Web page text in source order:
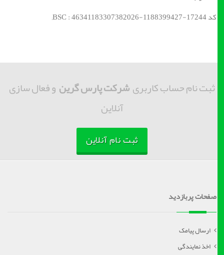
کد BSC : 46341183307382026-1188399427-17244;
ثبت نام حساب کاربریشرکت پارس گرینو فعال سازی
آنلاین
ثبت نام آنلاین
صفحات پربازدید
ارسال پیامک
اخذ نمایندگی